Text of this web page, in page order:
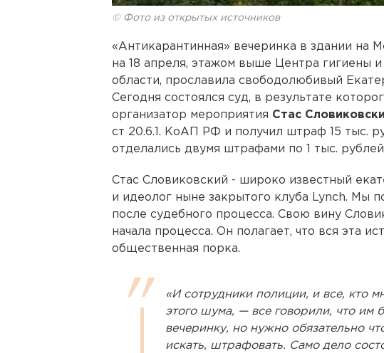
© Фото из открытых источников
«Антикарантинная» вечеринка в здании на
на 18 апреля, этажом выше Центра гигиены
области, прославила свободолюбивый
Сегодня состоялся суд, в результате
организатор мероприятия Стас
ст 20.6.1. КоАП РФ и получил штраф 15 тыс.
отделались двумя штрафами по 1 тыс.
Стас Словиковский - широко известный
и идеолог ныне закрытого клуба Lynch. Мы
после судебного процесса. Свою вину
начала процесса. Он полагает, что вся эта
общественная порка.
«И сотрудники полиции, и все, кто
этого шума, — все говорили, что им
вечеринку, но нужно обязательно
искать, штрафовать. Само дело